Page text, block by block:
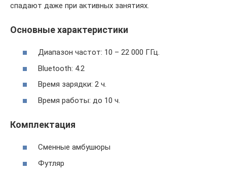
спадают даже при активных занятиях.
Основные характеристики
Диапазон частот: 10 – 22 000 ГГц.
Bluetooth: 4.2
Время зарядки: 2 ч.
Время работы: до 10 ч.
Комплектация
Сменные амбушюры
Футляр